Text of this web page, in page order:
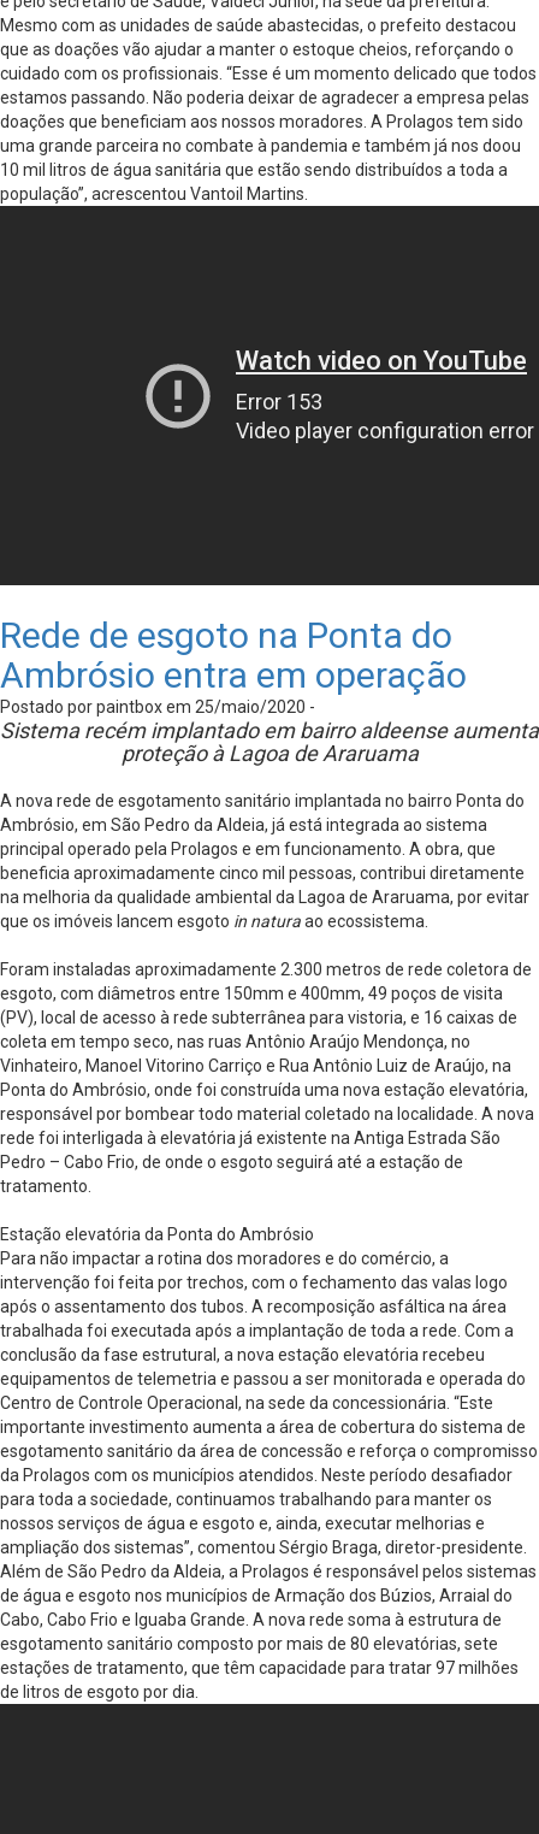
Mesmo com as unidades de saúde abastecidas, o prefeito destacou
que as doações vão ajudar a manter o estoque cheios, reforçando o
cuidado com os profissionais. “Esse é um momento delicado que todos
estamos passando. Não poderia deixar de agradecer a empresa pelas
doações que beneficiam aos nossos moradores. A Prolagos tem sido
uma grande parceira no combate à pandemia e também já nos doou
10 mil litros de água sanitária que estão sendo distribuídos a toda a
população”, acrescentou Vantoil Martins.
Rede de esgoto na Ponta do
Ambrósio entra em operação
Postado por paintbox em 25/maio/2020 -
Sistema recém implantado em bairro aldeense aumenta
proteção à Lagoa de Araruama
A nova rede de esgotamento sanitário implantada no bairro Ponta do
Ambrósio, em São Pedro da Aldeia, já está integrada ao sistema
principal operado pela Prolagos e em funcionamento. A obra, que
beneficia aproximadamente cinco mil pessoas, contribui diretamente
na melhoria da qualidade ambiental da Lagoa de Araruama, por evitar
que os imóveis lancem esgoto in naturaao ecossistema.
Foram instaladas aproximadamente 2.300 metros de rede coletora de
esgoto, com diâmetros entre 150mm e 400mm, 49 poços de visita
(PV), local de acesso à rede subterrânea para vistoria, e 16 caixas de
coleta em tempo seco, nas ruas Antônio Araújo Mendonça, no
Vinhateiro, Manoel Vitorino Carriço e Rua Antônio Luiz de Araújo, na
Ponta do Ambrósio, onde foi construída uma nova estação elevatória,
responsável por bombear todo material coletado na localidade. A nova
rede foi interligada à elevatória já existente na Antiga Estrada São
Pedro – Cabo Frio, de onde o esgoto seguirá até a estação de
tratamento.
Estação elevatória da Ponta do Ambrósio
Para não impactar a rotina dos moradores e do comércio, a
intervenção foi feita por trechos, com o fechamento das valas logo
após o assentamento dos tubos. A recomposição asfáltica na área
trabalhada foi executada após a implantação de toda a rede. Com a
conclusão da fase estrutural, a nova estação elevatória recebeu
equipamentos de telemetria e passou a ser monitorada e operada do
Centro de Controle Operacional, na sede da concessionária. “Este
importante investimento aumenta a área de cobertura do sistema de
esgotamento sanitário da área de concessão e reforça o compromisso
da Prolagos com os municípios atendidos. Neste período desafiador
para toda a sociedade, continuamos trabalhando para manter os
nossos serviços de água e esgoto e, ainda, executar melhorias e
ampliação dos sistemas”, comentou Sérgio Braga, diretor-presidente.
Além de São Pedro da Aldeia, a Prolagos é responsável pelos sistemas
de água e esgoto nos municípios de Armação dos Búzios, Arraial do
Cabo, Cabo Frio e Iguaba Grande. A nova rede soma à estrutura de
esgotamento sanitário composto por mais de 80 elevatórias, sete
estações de tratamento, que têm capacidade para tratar 97 milhões
de litros de esgoto por dia.